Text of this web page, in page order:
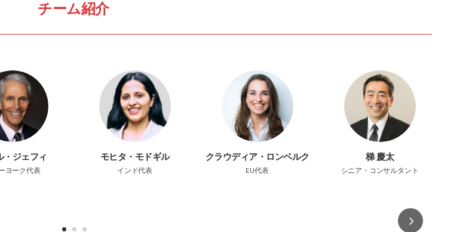
チーム紹介
・ジェフィ
ヨーク代表
モヒタ・モドギル
インド代表
クラウディア・ロンベルク
EU代表
梯 慶太
シニア・コンサルタント